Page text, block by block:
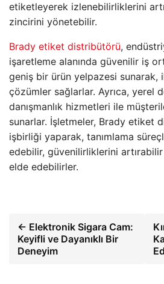
etiketleyerek izlenebilirliklerini
zincirini yönetebilir.
Brady etiket distribütörü,
işaretleme alanında güvenilir iş
geniş bir ürün yelpazesi sunarak,
çözümler sağlarlar. Ayrıca, yerel
danışmanlık hizmetleri ile
sunarlar. İşletmeler, Brady etiket
işbirliği yaparak, tanımlama
edebilir, güvenilirliklerini
elde edebilirler.
← Elektronik Sigara Cam:
Keyifli ve Dayanıklı Bir
Deneyim